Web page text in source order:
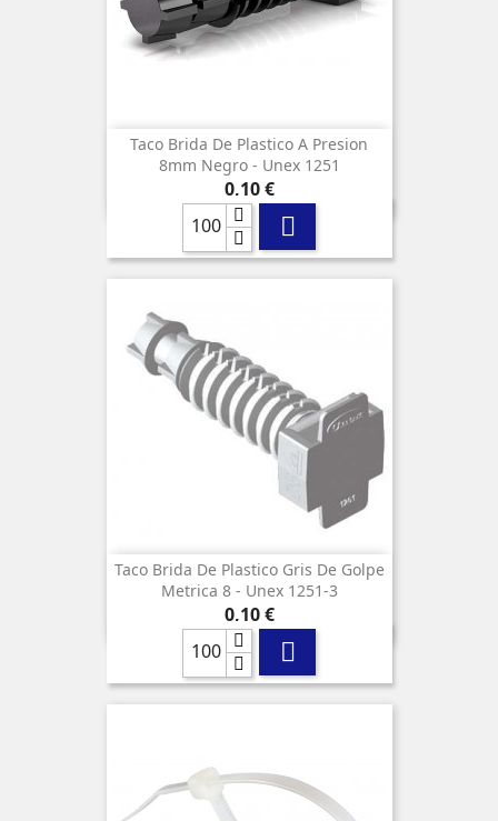
Taco Brida De Plastico A Presion
8mm Negro - Unex 1251
Precio
0,10 €

Taco Brida De Plastico Gris De Golpe
Metrica 8 - Unex 1251-3
Precio
0,10 €
